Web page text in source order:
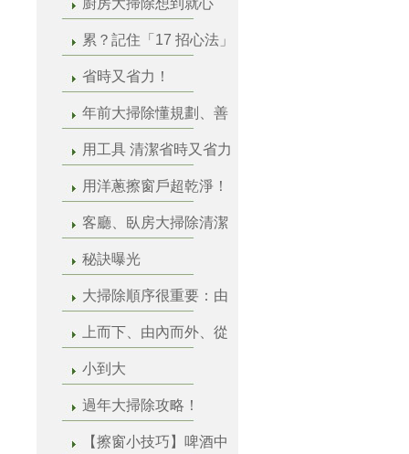
廚房大掃除想到就心
累？記住「17 招心法」
省時又省力！
年前大掃除懂規劃、善
用工具 清潔省時又省力
用洋蔥擦窗戶超乾淨！
客廳、臥房大掃除清潔
秘訣曝光
大掃除順序很重要：由
上而下、由內而外、從
小到大
過年大掃除攻略！
【擦窗小技巧】啤酒中